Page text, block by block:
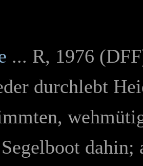
... R, 1976
durchlebt